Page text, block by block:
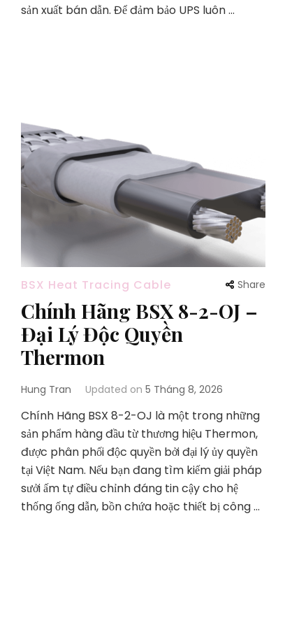
sản xuất bán dẫn. Để đảm bảo UPS luôn …
BSX Heat Tracing Cable Share
Chính Hãng BSX 8-2-OJ –
Đại Lý Độc Quyền
Thermon
Hung Tran Updated on 5 Tháng 8, 2026
Chính Hãng BSX 8-2-OJ là một trong những
sản phẩm hàng đầu từ thương hiệu Thermon,
được phân phối độc quyền bởi đại lý ủy quyền
tại Việt Nam. Nếu bạn đang tìm kiếm giải pháp
sưởi ấm tự điều chỉnh đáng tin cậy cho hệ
thống ống dẫn, bồn chứa hoặc thiết bị công …